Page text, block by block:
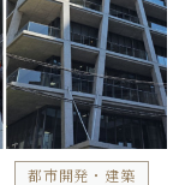
都市開発・建築